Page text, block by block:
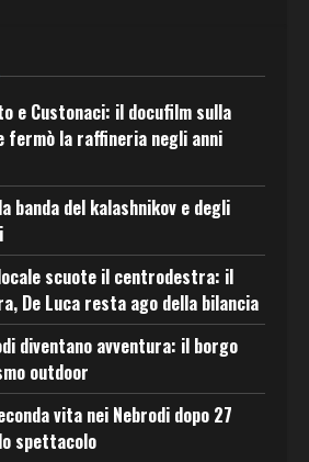
e Custonaci: il docufilm sulla
fermò la raffineria negli anni
banda del kalashnikov e degli
scuote il centrodestra: il
De Luca resta ago della bilancia
diventano avventura: il borgo
outdoor
vita nei Nebrodi dopo 27
spettacolo